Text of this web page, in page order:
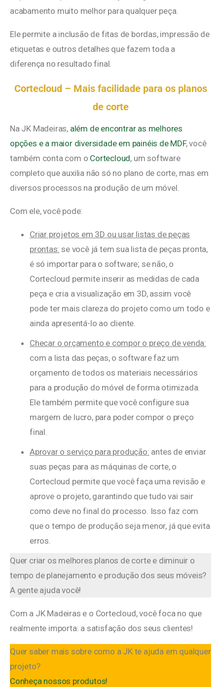
acabamento muito melhor para qualquer peça.
Ele permite a inclusão de fitas de bordas, impressão de
etiquetas e outros detalhes que fazem toda a
diferença no resultado final.
Cortecloud – Mais facilidade para os planos
de corte
Na JK Madeiras, além de encontrar as melhores
opções e a maior diversidade em painéis de MDF, você
também conta com o Cortecloud, um software
completo que auxilia não só no plano de corte, mas em
diversos processos na produção de um móvel.
Com ele, você pode:
Criar projetos em 3D ou usar listas de peças
prontas: se você já tem sua lista de peças pronta,
é só importar para o software; se não, o
Cortecloud permite inserir as medidas de cada
peça e cria a visualização em 3D, assim você
pode ter mais clareza do projeto como um todo e
ainda apresentá-lo ao cliente.
Checar o orçamento e compor o preço de venda:
com a lista das peças, o software faz um
orçamento de todos os materiais necessários
para a produção do móvel de forma otimizada.
Ele também permite que você configure sua
margem de lucro, para poder compor o preço
final.
Aprovar o serviço para produção: antes de enviar
suas peças para as máquinas de corte, o
Cortecloud permite que você faça uma revisão e
aprove o projeto, garantindo que tudo vai sair
como deve no final do processo. Isso faz com
que o tempo de produção seja menor, já que evita
erros.
Quer criar os melhores planos de corte e diminuir o
tempo de planejamento e produção dos seus móveis?
A gente ajuda você!
Com a JK Madeiras e o Cortecloud, você foca no que
realmente importa: a satisfação dos seus clientes!
Quer saber mais sobre como a JK te ajuda em qualquer
projeto?
Conheça nossos produtos!